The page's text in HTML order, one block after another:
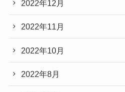
2022年12月
2022年11月
2022年10月
2022年8月